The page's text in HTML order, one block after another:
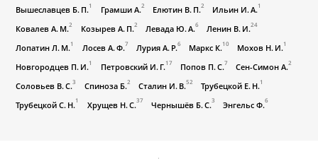
Вышеславцев Б. П. 1 Грамши А. 2 Елютин В. П. 2 Ильин И. А. 1
Ковалев А. М.2 Козырев А. П. 2 Левада Ю. А.6 Ленин В. И. 24
Лопатин Л. М. 1 Лосев А. Ф.7 Лурия А. Р.6 Маркс К. 10 Мохов Н. И. 1
Новгородцев П. И. 1 Петровский И. Г. 17 Попов П. С.7 Сен-Симон А. 2
Соловьев В. С.3 Спиноза Б. 2 Сталин И. В.52 Трубецкой Е. Н. 1
Трубецкой С. Н. 1 Хрущев Н. С.37 Чернышёв Б. С.3 Энгельс Ф.6